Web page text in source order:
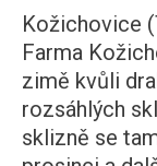
Kožichovice
Farma
zimě kvůli
rozsáhlých
sklizně se